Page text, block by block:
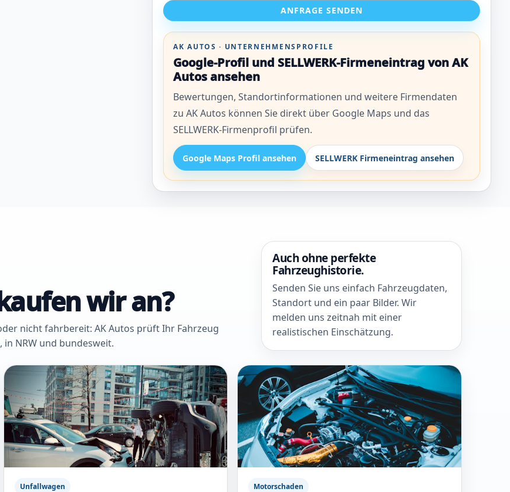
ANFRAGE SENDEN
AK AUTOS · UNTERNEHMENSPROFILE
Google-Profil und SELLWERK-Firmeneintrag von AK
Autos ansehen
Bewertungen, Standortinformationen und weitere Firmendaten
zu AK Autos können Sie direkt über Google Maps und das
SELLWERK-Firmenprofil prüfen.
Google Maps Profil ansehen SELLWERK Firmeneintrag ansehen
wir an?
nicht fahrbereit: AK Autos prüft Ihr Fahrzeug
NRW und bundesweit.
Auch ohne perfekte
Fahrzeughistorie.
Senden Sie uns einfach Fahrzeugdaten,
Standort und ein paar Bilder. Wir
melden uns zeitnah mit einer
realistischen Einschätzung.
Unfallwagen Motorschaden